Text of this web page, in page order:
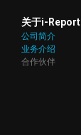
关于i-Report
公司简介
业务介绍
合作